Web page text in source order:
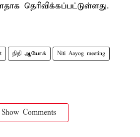
தெரிவிக்கப்பட்டுள்ளது.
நிதி ஆயோக் Niti Aayog meeting
Show Comments